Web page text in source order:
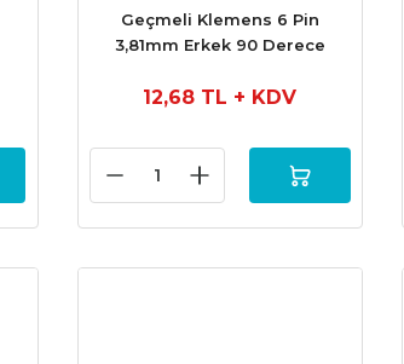
Geçmeli Klemens 6 Pin
3,81mm Erkek 90 Derece
12,68 TL + KDV